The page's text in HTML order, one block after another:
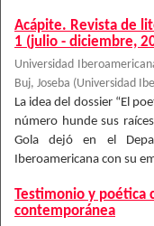
Acápite. Revista de
1 (julio - diciembre,
Universidad
Buj, Joseba (Universidad
La idea del dossier “El
número hunde sus
Gola dejó en el
Iberoamericana con su
Testimonio y poética
contemporánea